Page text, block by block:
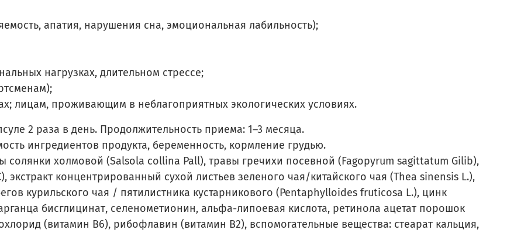
апатия, нарушения сна, эмоциональная лабильность);
нагрузках, длительном стрессе;
лицам, проживающим в неблагоприятных экологических условиях.
2 раза в день. Продолжительность приема: 1–3 месяца.
ингредиентов продукта, беременность, кормление грудью.
солянки холмовой (Salsola collina Pall), травы гречихи посевной (Fagopyrum sagittatum Gilib),
концентрированный сухой листьев зеленого чая/китайского чая (Thea sinensis L.),
курильского чая / пятилистника кустарникового (Pentaphylloides fruticosa L.), цинк
бисглицинат, селенометионин, альфа-липоевая кислота, ретинола ацетат порошок
(витамин В6), рибофлавин (витамин В2), вспомогательные вещества: стеарат кальция,